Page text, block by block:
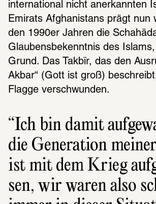
international nicht anerkannten
Emirats Afghanistans prägt nun
den 1990er Jahren die
Glaubensbekenntnis des
Grund. Das Takbīr, das den
Akbar“ (Gott ist groß)
Flagge verschwunden.
Ich bin damit
die Gene­ra­tion
ist mit dem Krieg
sen, wir waren also